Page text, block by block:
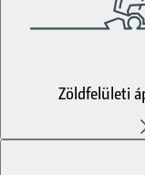
Zöldfelületi